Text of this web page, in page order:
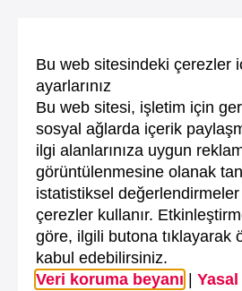
Bu web sitesindeki çerezler
ayarlarınız
Bu web sitesi, işletim için
sosyal ağlarda içerik
ilgi alanlarınıza uygun
görüntülenmesine olanak
istatistiksel
çerezler kullanır.
göre, ilgili butona tıklayarak
kabul edebilirsiniz.
Veri koruma beyanı
Yasal